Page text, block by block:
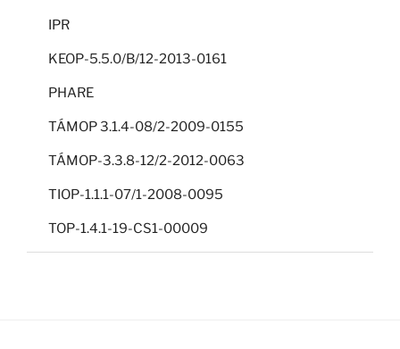
IPR
KEOP-5.5.0/B/12-2013-0161
PHARE
TÁMOP 3.1.4-08/2-2009-0155
TÁMOP-3.3.8-12/2-2012-0063
TIOP-1.1.1-07/1-2008-0095
TOP-1.4.1-19-CS1-00009